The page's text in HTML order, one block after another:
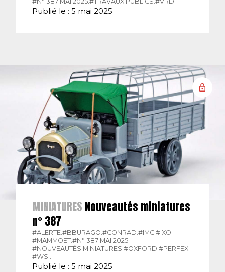
Publié le : 5 mai 2025
MINIATURES Nouveautés miniatures
n° 387
#ALERTE.#BBURAGO.#CONRAD.#IMC.#IXO.
#MAMMOET.#N° 387 MAI 2025.
#NOUVEAUTÉS MINIATURES.#OXFORD.#PERFEX.
#WSI.
Publié le : 5 mai 2025